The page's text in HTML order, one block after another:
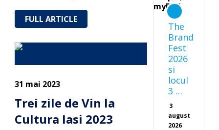
FULL ARTICLE
31 mai 2023
Trei zile de Vin la
Cultura Iasi 2023
The
Brand
Fest
2026
si
locul
3 …
3
august
2026